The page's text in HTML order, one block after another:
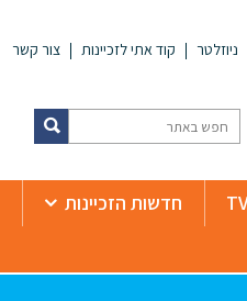
ניוזלטר קוד אתי לזכיינות צור קשר
חדשות הזכיינות